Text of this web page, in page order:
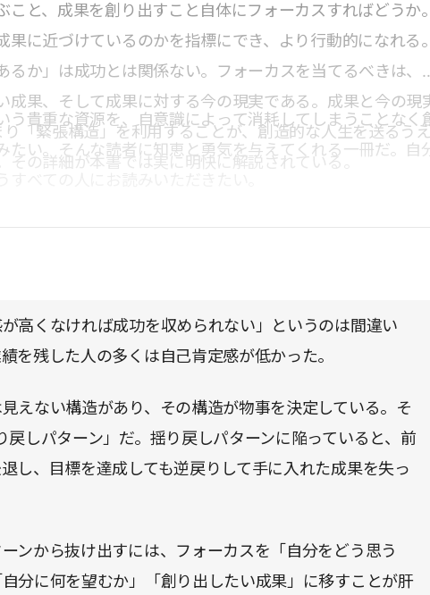
こと、成果を創り出すこと自体にフォーカスすればどうか。
果に近づけているのかを指標にでき、より行動的になれる。
るか」は成功とは関係ない。フォーカスを当てるべきは、
成果、そして成果に対する今の現実である。成果と今の現
「緊張構造」を利用することが、創造的な人生を送るうえ
その詳細が本書では実に明快に解説されている。
う貴重な資源を、自意識によって消耗してしまうことなく
たい。そんな読者に知恵と勇気を与えてくれる一冊だ。自
高くなければ成功を収められない」というのは間違い
を残した人の多くは自己肯定感が低かった。
えない構造があり、その構造が物事を決定している。そ
戻しパターン」だ。揺り戻しパターンに陥っていると、前
し、目標を達成しても逆戻りして手に入れた成果を失っ
ンから抜け出すには、フォーカスを「自分をどう思う
分に何を望むか」「創り出したい成果」に移すことが肝